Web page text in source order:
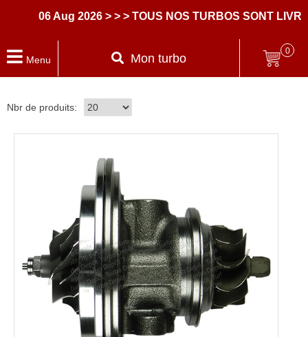
06 Aug 2026 > > > TOUS NOS TURBOS SONT
Menu Mon turbo
0
Nbr de produits: